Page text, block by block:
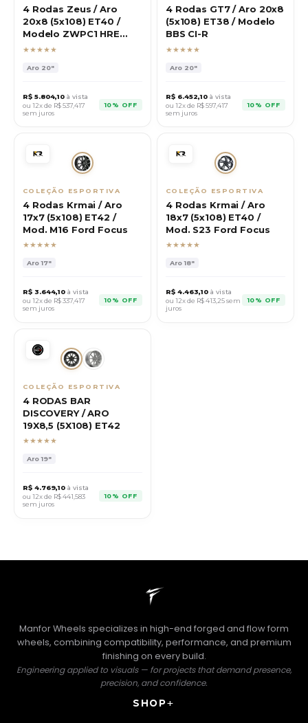
4 Rodas Zeus / Aro
20x8 (5x108) ET40 /
Modelo ZWPC1 HRE
P200
★★★★★
Aro 20"
R$ 5.804,10 à vista
ou 12x de R$537,417
sem juros
10% OFF
4 Rodas GT7 / Aro 20x8
(5x108) ET38 / Modelo
BBS CI-R
★★★★★
Aro 20"
R$ 6.452,10 à vista
ou 12x de R$597,417
sem juros
10% OFF
COLEÇÃO ESPORTIVA
4 Rodas Krmai / Aro
17x7 (5x108) ET42 /
Mod. M16 Ford Focus
★★★★★
Aro17"
R$ 3.644,10 à vista
ou 12x de R$337,417
sem juros
10% OFF
COLEÇÃO ESPORTIVA
4 Rodas Krmai / Aro
18x7 (5x108) ET40 /
Mod. S23 Ford Focus
★★★★★
Aro18"
R$ 4.463,10 à vista
ou 12x de R$413,25sem
juros
10% OFF
COLEÇÃO ESPORTIVA
4 RODAS BAR
DISCOVERY / ARO
19X8,5 (5X108) ET42
★★★★★
Aro19"
R$ 4.769,10 à vista
ou 12x de R$441,583
sem juros
10% OFF
Manfor Wheels specializes in high-end forged and flow form
wheels, combining compatibility, performance, and premium
finishing on every build.
Engineering applied to visuals — for projects that demand presence,
precision, and confidence.
SHOP